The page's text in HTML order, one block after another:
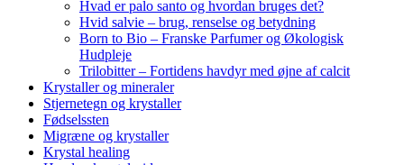
Hvad er palo santo og hvordan bruges det?
Hvid salvie – brug, renselse og betydning
Born to Bio – Franske Parfumer og Økologisk
Hudpleje
Trilobitter – Fortidens havdyr med øjne af calcit
Krystaller og mineraler
Stjernetegn og krystaller
Fødselssten
Migræne og krystaller
Krystal healing